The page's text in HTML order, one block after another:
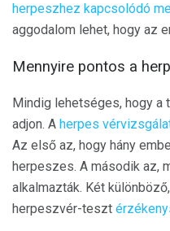
herpeszhez kapcsolódó
aggodalom lehet, hogy az
Mennyire pontos a
Mindig lehetséges, hogy a
adjon. A herpes
Az első az, hogy hány
herpeszes. A második az,
alkalmazták. Két
herpeszvér-teszt